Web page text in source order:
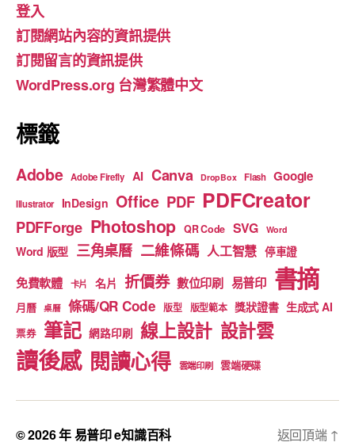
b
o
o
k
a
m
u
b
e
登入
訂閱網站內容的資訊提供
訂閱留言的資訊提供
WordPress.org 台灣繁體中文
標籤
Adobe Adobe Firefly AI Canva DropBox Flash Google
Illustrator InDesign Office PDF PDFCreator
PDFForge Photoshop QR Code SVG Word
Word 版型 三角桌曆 二維條碼 人工智慧 停車證
免費軟體 卡片 名片 折價券 數位印刷 易普印 書摘
月曆 桌曆 條碼/QR Code 版型 版型範本 獎狀證書 生成式 AI
票券 筆記 網路印刷 線上設計 設計雲
讀後感 閱讀心得 雲端印刷 雲端硬碟
© 2026 年易普印 e知識百科 返回頂端 ↑